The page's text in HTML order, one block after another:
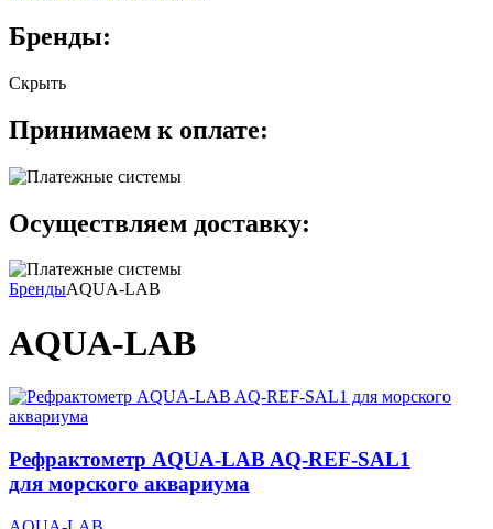
Бренды:
Скрыть
Принимаем к оплате:
Осуществляем доставку:
БрендыAQUA-LAB
AQUA-LAB
Рефрактометр AQUA-LAB AQ-REF-SAL1
для морского аквариума